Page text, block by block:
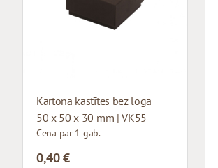
Kartona kastītes bez loga
50 x 50 x 30 mm | VK55
Cena par 1 gab.
0,40 €